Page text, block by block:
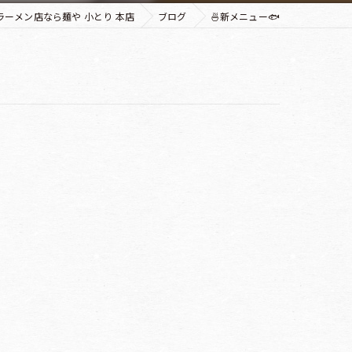
ーメン店なら麺や 小とり 本店 ブログ 🍜新メニュー🐟